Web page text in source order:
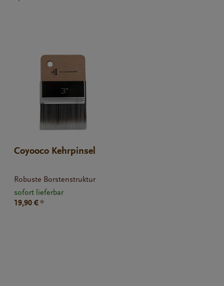
Coyooco Kehrpinsel
Robuste Borstenstruktur
sofort lieferbar
19,90 € *